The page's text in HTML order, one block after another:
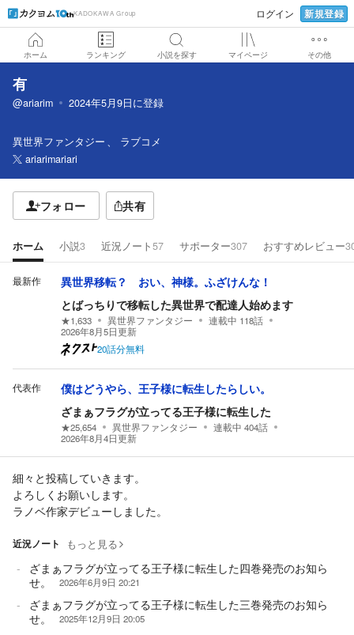
KADOKAWA Group ログイン 新規登録
ホーム ランキング 小説を探す マイページ その他
有
@ariarim 2024年5月9日に登録
異世界ファンタジー
ラブコメ
ariarimariari
フォロー 共有
ホーム 小説3 近況ノート 57 サポーター307 おすすめレビュー
最新作 異世界移転？ おい、神様。ふざけんな！
とばっちりで移転した異世界で配達人始めます
★1,633 異世界ファンタジー 連載中 118話
2026年8月5日更新
20話分無料
代表作 僕はどうやら、王子様に転生したらしい。
ざまぁフラグが立ってる王子様に転生した
★25,654 異世界ファンタジー 連載中 404話
2026年8月4日更新
細々と投稿していきます。
よろしくお願いします。
ラノベ作家デビューしました。
近況ノート もっと見る
ざまぁフラグが立ってる王子様に転生した四巻発売のお知ら
せ。
2026年6月9日 20:21
ざまぁフラグが立ってる王子様に転生した三巻発売のお知ら
せ。
2025年12月9日 20:05